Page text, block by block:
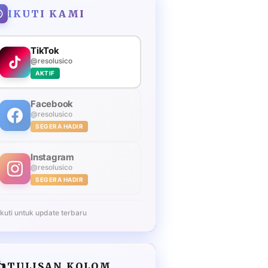
IKUTI KAMI
TikTok
@resolusico
AKTIF
Facebook
@resolusico
SEGERA HADIR
Instagram
@resolusico
SEGERA HADIR
untuk update terbaru